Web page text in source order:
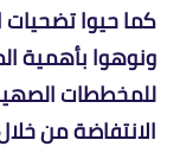
كما حيوا
ونوهوا بأهمية
للمخططات
الانتفاضة من